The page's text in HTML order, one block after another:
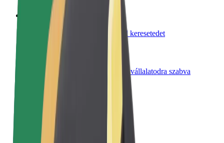
Regisztrálj flottatulajdonosként
Légy Bolt flottapartner és növeld keresetedet
Bolt for Business
Bolt termékek és szolgáltatások a vállalatodra szabva